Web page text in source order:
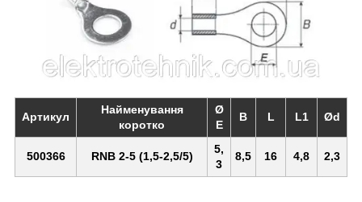
Артикул
Найменування
коротко
Ø
Е
B L L1 Ød
500366 RNB 2-5 (1,5-2,5/5)
5,
3
8,5 16 4,8 2,3